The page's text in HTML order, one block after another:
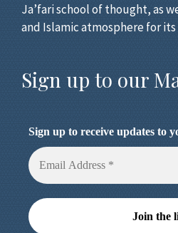
Ja’fari school of thought, as
and Islamic atmosphere for
Sign up to our
Sign up to receive updates to